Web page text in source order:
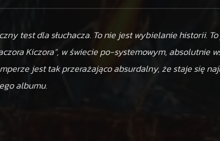
test dla słuchacza. To nie jest wybielanie historii.
Kiczora”, w świecie po-systemowym, absolutnie
jest tak przerażająco absurdalny, że staje się
albumu.